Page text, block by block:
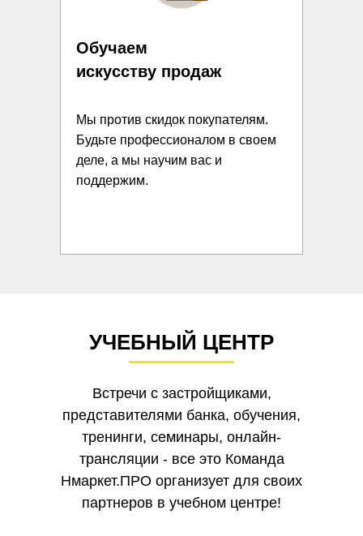
Мы против скидок покупателям.
Будьте профессионалом в своем
деле, а мы научим вас и
поддержим.
Обучаем
искусству продаж
УЧЕБНЫЙ ЦЕНТР
Встречи с застройщиками,
представителями банка, обучения,
тренинги, семинары, онлайн-
трансляции - все это Команда
Нмаркет.ПРО организует для своих
партнеров в учебном центре!